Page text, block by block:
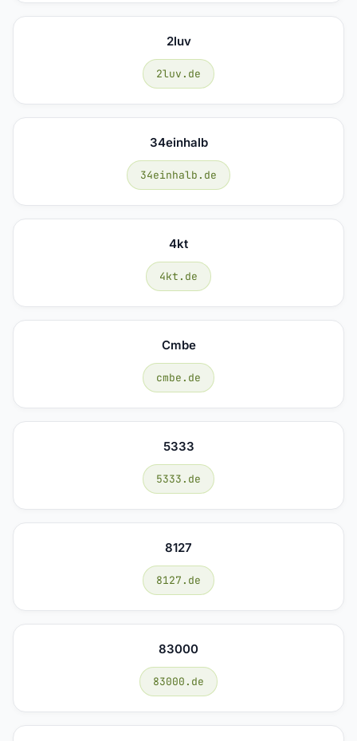
2luv
2luv.de
34einhalb
34einhalb.de
4kt
4kt.de
Cmbe
cmbe.de
5333
5333.de
8127
8127.de
83000
83000.de